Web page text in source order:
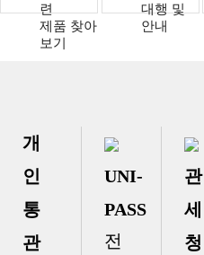
련
제품 찾아
보기
대행 및
안내
개
인
통
관
UNI-
PASS
전
관
세
청